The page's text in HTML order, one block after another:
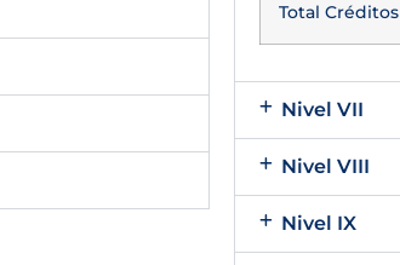
Total Créditos
Nivel VII
Nivel VIII
Nivel IX